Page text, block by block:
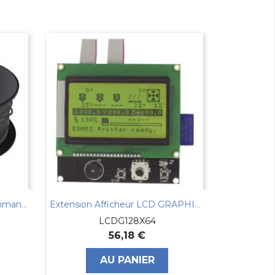
Bobine De Fil PLA Pour Imprimante 3d 3mm
Extension Afficheur LCD GRAPHIQUE 128x64
LCDG128X64
56,18 €
AU PANIER